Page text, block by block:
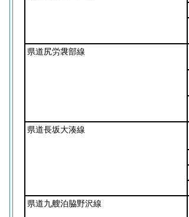
県道尻労袰部線
県道長坂大湊線
県道九艘泊脇野沢線